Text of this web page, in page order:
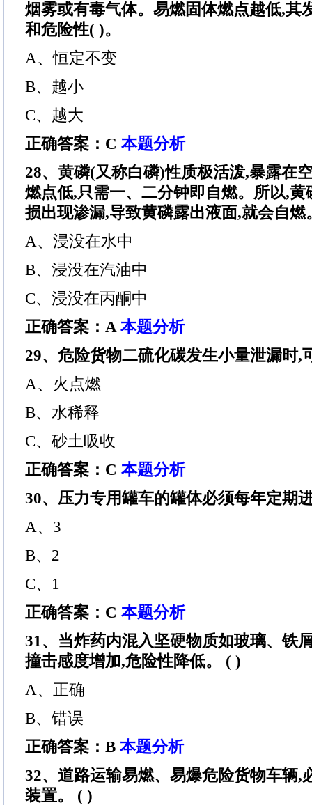
烟雾或有毒气体。易燃固体燃点越低,其
和危险性( )。
A、恒定不变
B、越小
C、越大
正确答案：C 本题分析
28、黄磷(又称白磷)性质极活泼,暴露在
燃点低,只需一、二分钟即自燃。所以,黄
损出现渗漏,导致黄磷露出液面,就会自燃
A、浸没在水中
B、浸没在汽油中
C、浸没在丙酮中
正确答案：A 本题分析
29、危险货物二硫化碳发生小量泄漏时,
A、火点燃
B、水稀释
C、砂土吸收
正确答案：C 本题分析
30、压力专用罐车的罐体必须每年定期
A、3
B、2
C、1
正确答案：C 本题分析
31、当炸药内混入坚硬物质如玻璃、铁
撞击感度增加,危险性降低。 ( )
A、正确
B、错误
正确答案：B 本题分析
32、道路运输易燃、易爆危险货物车辆,
装置。 ( )